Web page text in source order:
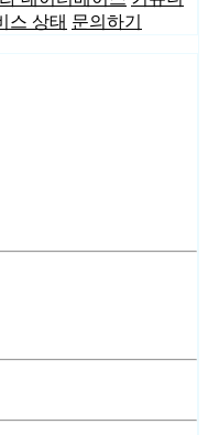
스 상태 문의하기